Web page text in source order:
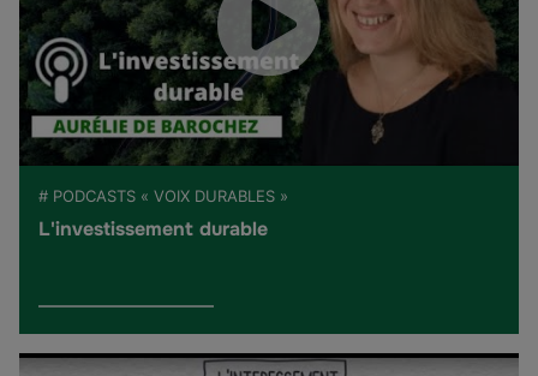
# PODCASTS « VOIX DURABLES »
L'investissement durable